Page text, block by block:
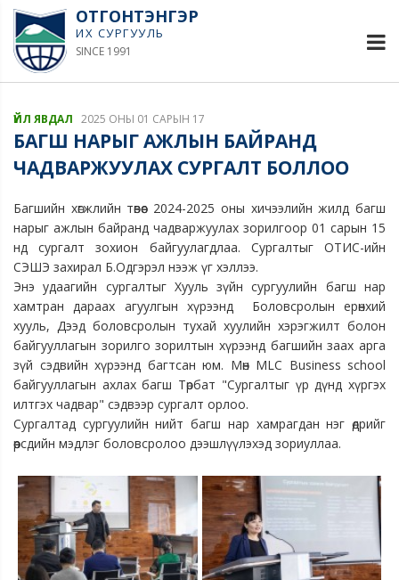
ОТГОНТЭНГЭР
ИХ СУРГУУЛЬ
SINCE 1991
ҮЙЛ ЯВДАЛ 2025 ОНЫ 01 САРЫН 17
БАГШ НАРЫГ АЖЛЫН БАЙРАНД
ЧАДВАРЖУУЛАХ СУРГАЛТ БОЛЛОО
Багшийн хөгжлийн төвөөс 2024-2025 оны хичээлийн жилд багш
нарыг ажлын байранд чадваржуулах зорилгоор 01 сарын 15
нд сургалт зохион байгуулагдлаа. Сургалтыг ОТИС-ийн
СЭШЭ захирал Б.Одгэрэл нээж үг хэллээ.
Энэ удаагийн сургалтыг Хууль зүйн сургуулийн багш нар
хамтран дараах агуулгын хүрээнд Боловсролын ерөнхий
хууль, Дээд боловсролын тухай хуулийн хэрэгжилт болон
байгууллагын зорилго зорилтын хүрээнд багшийн заах арга
зүй сэдвийн хүрээнд багтсан юм. Мөн МLC Business school
байгууллагын ахлах багш Төрбат "Сургалтыг үр дүнд хүргэх
илтгэх чадвар" сэдвээр сургалт орлоо.
Сургалтад сургуулийн нийт багш нар хамрагдан нэг өдрийг
өөрсдийн мэдлэг боловсролоо дээшлүүлэхэд зориуллаа.